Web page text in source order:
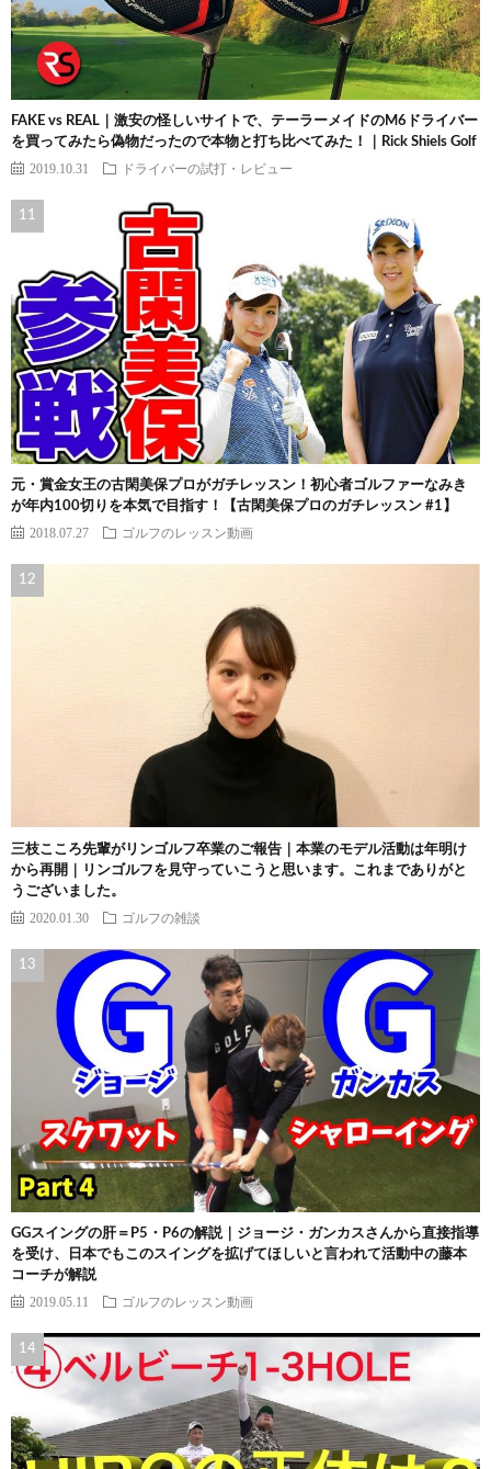
FAKE vs REAL｜激安の怪しいサイトで、テーラーメイドのM6ドライバー
を買ってみたら偽物だったので本物と打ち比べてみた！｜Rick Shiels Golf
2019.10.31 ドライバーの試打・レビュー
元・賞金女王の古閑美保プロがガチレッスン！初心者ゴルファーなみき
が年内100切りを本気で目指す！【古閑美保プロのガチレッスン #1】
2018.07.27 ゴルフのレッスン動画
三枝こころ先輩がリンゴルフ卒業のご報告｜本業のモデル活動は年明け
から再開｜リンゴルフを見守っていこうと思います。これまでありがと
うございました。
2020.01.30 ゴルフの雑談
GGスイングの肝＝P5・P6の解説｜ジョージ・ガンカスさんから直接指導
を受け、日本でもこのスイングを拡げてほしいと言われて活動中の藤本
コーチが解説
2019.05.11 ゴルフのレッスン動画